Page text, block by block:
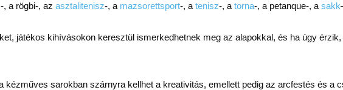
-, a rögbi-, az asztalitenisz-, a mazsorettsport-, a tenisz-, a torna-, a petanque-, a sakk
játékos kihívásokon keresztül ismerkedhetnek meg az alapokkal, és ha úgy
kézműves sarokban szárnyra kellhet a kreativitás, emellett pedig az arcfestés és a